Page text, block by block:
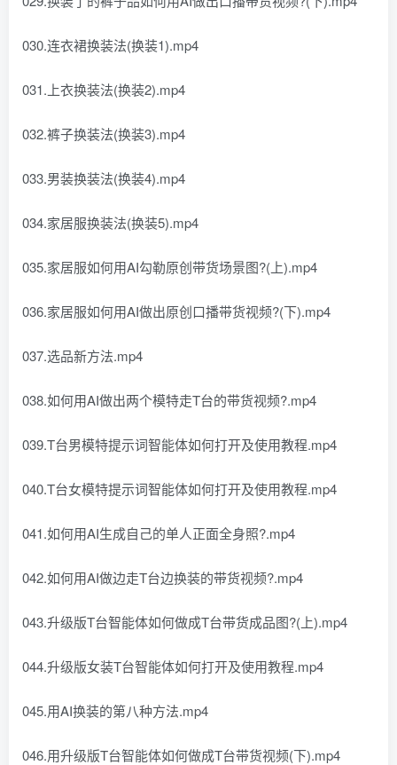
030.连衣裙换装法(换装1).mp4
031.上衣换装法(换装2).mp4
032.裤子换装法(换装3).mp4
033.男装换装法(换装4).mp4
034.家居服换装法(换装5).mp4
035.家居服如何用AI勾勒原创带货场景图?(上).mp4
036.家居服如何用AI做出原创口播带货视频?(下).mp4
037.选品新方法.mp4
038.如何用AI做出两个模特走T台的带货视频?.mp4
039.T台男模特提示词智能体如何打开及使用教程.mp4
040.T台女模特提示词智能体如何打开及使用教程.mp4
041.如何用AI生成自己的单人正面全身照?.mp4
042.如何用AI做边走T台边换装的带货视频?.mp4
043.升级版T台智能体如何做成T台带货成品图?(上).mp4
044.升级版女装T台智能体如何打开及使用教程.mp4
045.用AI换装的第八种方法.mp4
046.用升级版T台智能体如何做成T台带货视频(下).mp4